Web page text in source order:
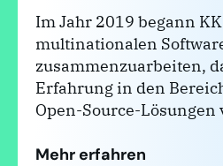
Im Jahr 2019 begann
multinationalen
zusammenzuarbeiten,
Erfahrung in den
Open-Source-Lösungen
Mehr erfahren